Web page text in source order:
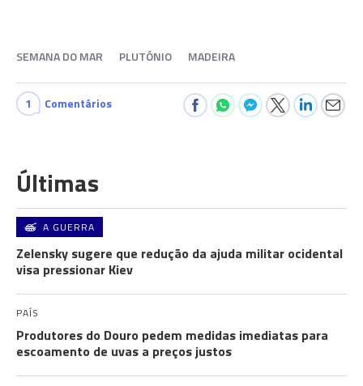
SEMANA DO MAR PLUTÓNIO MADEIRA
1 Comentários
Últimas
A GUERRA
Zelensky sugere que redução da ajuda militar ocidental
visa pressionar Kiev
PAÍS
Produtores do Douro pedem medidas imediatas para
escoamento de uvas a preços justos